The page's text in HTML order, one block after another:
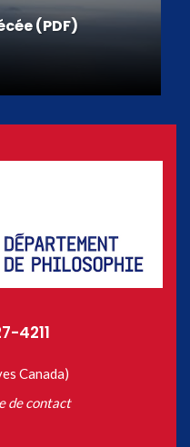
(PDF)
4211
Canada)
de contact